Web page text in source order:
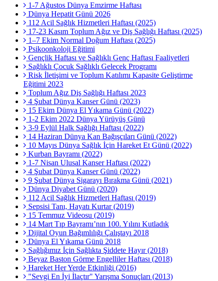
1-7 Ağustos Dünya Emzirme Haftası
Dünya Hepatit Günü 2026
112 Acil Sağlık Hizmetleri Haftası (2025)
17-23 Kasım Toplum Ağız ve Diş Sağlığı Haftası (2025)
1–7 Ekim Normal Doğum Haftası (2025)
Psikoonkoloji Eğitimi
Gençlik Haftası ve Sağlıklı Genç Haftası Faaliyetleri
Sağlıklı Çocuk Sağlıklı Gelecek Programı
Risk İletişimi ve Toplum Katılımı Kapasite Geliştirme
Eğitimi 2023
Toplum Ağız Diş Sağlığı Haftası 2023
4 Şubat Dünya Kanser Günü (2023)
15 Ekim Dünya El Yıkama Günü (2022)
1-2 Ekim 2022 Dünya Yürüyüş Günü
3-9 Eylül Halk Sağlığı Haftası (2022)
14 Haziran Dünya Kan Bağışçıları Günü (2022)
10 Mayıs Dünya Sağlık İçin Hareket Et Günü (2022)
Kurban Bayramı (2022)
1-7 Nisan Ulusal Kanser Haftası (2022)
4 Şubat Dünya Kanser Günü (2022)
9 Şubat Dünya Sigarayı Bırakma Günü (2021)
Dünya Diyabet Günü (2020)
112 Acil Sağlık Hizmetleri Haftası (2019)
Sepsisi Tanı, Hayatı Kurtar (2019)
15 Temmuz Videosu (2019)
14 Mart Tıp Bayramı’nın 100. Yılını Kutladık
Dijital Oyun Bağımlılığı Çalıştayı 2018
Dünya El Yıkama Günü 2018
Sağlığımız İçin Sağlıkta Şiddete Hayır (2018)
Beyaz Baston Görme Engelliler Haftası (2018)
Hareket Her Yerde Etkinliği (2016)
"Sevgi En İyi İlaçtır" Yarışma Sonuçları (2013)